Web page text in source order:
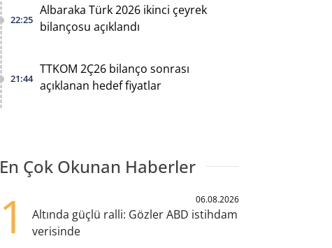
22:25
Albaraka Türk 2026 ikinci çeyrek
bilançosu açıklandı
21:44
TTKOM 2Ç26 bilanço sonrası
açıklanan hedef fiyatlar
En Çok Okunan Haberler
1 06.08.2026
Altında güçlü ralli: Gözler ABD istihdam
verisinde